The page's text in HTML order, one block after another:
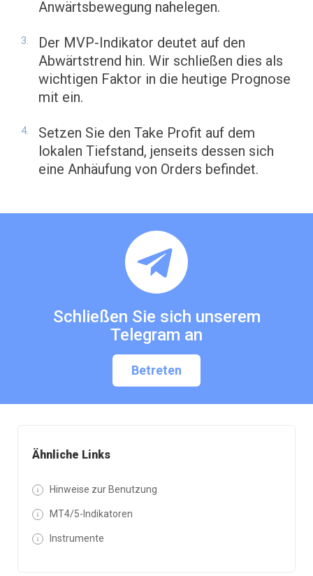
Ähnliche Links
Hinweise zur Benutzung
MT4/5-Indikatoren
Instrumente
Anwärtsbewegung nahelegen.
Der MVP-Indikator deutet auf den
Abwärtstrend hin. Wir schließen dies als
wichtigen Faktor in die heutige Prognose
mit ein.
Setzen Sie den Take Profit auf dem
lokalen Tiefstand, jenseits dessen sich
eine Anhäufung von Orders befindet.
Schließen Sie sich unserem
Telegram an
Betreten